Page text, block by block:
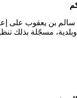
سالم بن يعقوب على
مسجّلة بذلك